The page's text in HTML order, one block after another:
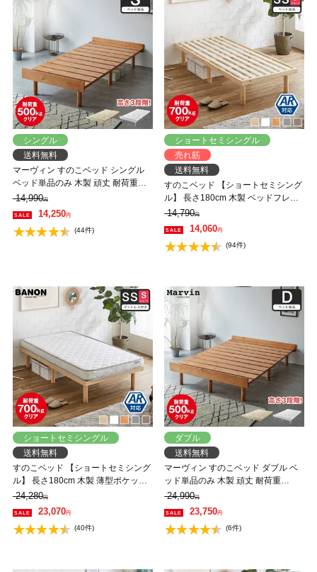
シングル
送料無料
マーヴィン すのこベッド シングル
ベッド単品のみ 木製 頑丈 耐荷重
500kg ヘッドレス 高さ3段階
14,990円
14,250円
(44件)
ショートセミシングル
売れ筋
送料無料
すのこベッド 【ショートセミシング
ル】 長さ180cm 木製 ベッドフレー
ム 耐荷重350kg 組立簡単 高さ4段階
低ホルムアルデヒド バノン【AR】
14,790円
14,060円
(94件)
ショートセミシングル
送料無料
すのこベッド 【ショートセミシング
ル】 長さ180cm 木製 薄型ポケット
コイルマットレスセット 耐荷重
350kg 組立簡単 高さ4段階 低ホルム
アルデヒド バノン【AR】
24,280円
23,070円
(40件)
ダブル
送料無料
マーヴィン すのこベッド ダブル ベ
ッド単品のみ 木製 頑丈 耐荷重
500kg ヘッドレス 高さ3段階
24,990円
23,750円
(6件)